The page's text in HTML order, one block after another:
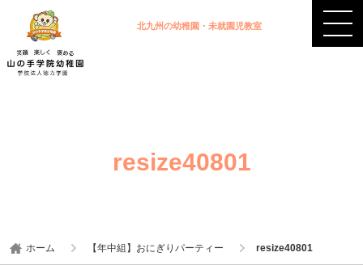
北九州の幼稚園・未就園児教室
resize40801
ホーム 【年中組】おにぎりパーティー resize40801